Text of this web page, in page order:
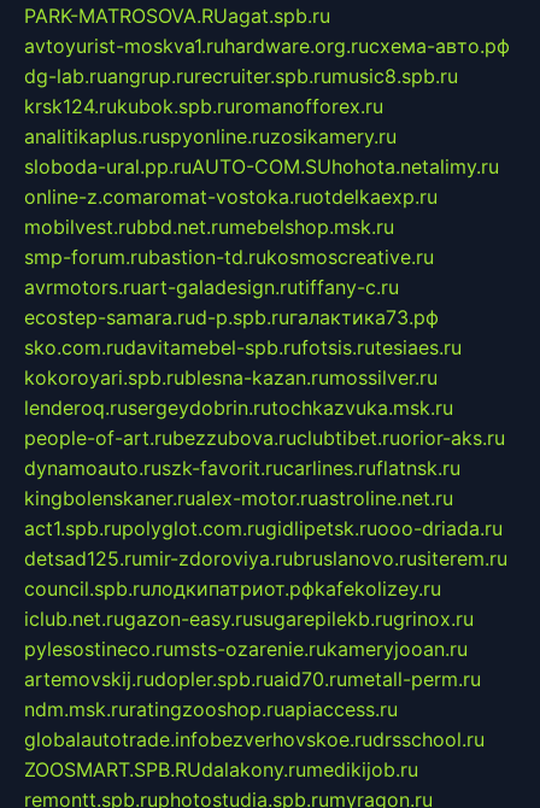
PARK-MATROSOVA.RUagat.spb.ru
avtoyurist-moskva1.ruhardware.org.ruсхема-авто.рф
dg-lab.ruangrup.rurecruiter.spb.rumusic8.spb.ru
krsk124.rukubok.spb.ruromanofforex.ru
analitikaplus.ruspyonline.ruzosikamery.ru
sloboda-ural.pp.ruAUTO-COM.SUhohota.netalimy.ru
online-z.comaromat-vostoka.ruotdelkaexp.ru
mobilvest.rubbd.net.rumebelshop.msk.ru
smp-forum.rubastion-td.rukosmoscreative.ru
avrmotors.ruart-galadesign.rutiffany-c.ru
ecostep-samara.rud-p.spb.ruгалактика73.рф
sko.com.rudavitamebel-spb.rufotsis.rutesiaes.ru
kokoroyari.spb.rublesna-kazan.rumossilver.ru
lenderoq.rusergeydobrin.rutochkazvuka.msk.ru
people-of-art.rubezzubova.ruclubtibet.ruorior-aks.ru
dynamoauto.ruszk-favorit.rucarlines.ruflatnsk.ru
kingbolenskaner.rualex-motor.ruastroline.net.ru
act1.spb.rupolyglot.com.rugidlipetsk.ruooo-driada.ru
detsad125.rumir-zdoroviya.rubruslanovo.rusiterem.ru
council.spb.ruлодкипатриот.рфkafekolizey.ru
iclub.net.rugazon-easy.rusugarepilekb.rugrinox.ru
pylesostineco.rumsts-ozarenie.rukameryjooan.ru
artemovskij.rudopler.spb.ruaid70.rumetall-perm.ru
ndm.msk.ruratingzooshop.ruapiaccess.ru
globalautotrade.infobezverhovskoe.rudrsschool.ru
ZOOSMART.SPB.RUdalakony.rumedikijob.ru
remontt.spb.ruphotostudia.spb.rumyragon.ru